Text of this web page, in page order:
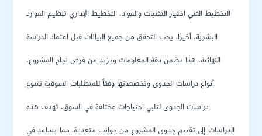
التخطيط الفني اختيار التقنيات والمواد. التخطيط الإداري تنظيم الموارد
البشرية. أخيرًا، يجب التحقق من جميع البيانات قبل اعتماد الدراسة
النهائية. هذا يضمن دقة المعلومات ويزيد من فرص نجاح المشروع.
أنواع دراسات الجدوى وتخصصاتها وفقاً للمتطلبات السوقية تتنوع
دراسات الجدوى لتلبي احتياجات مختلفة في السوق. تهدف هذه
الدراسات إلى تقييم جدوى المشروع من جوانب متعددة، مما يساعد في